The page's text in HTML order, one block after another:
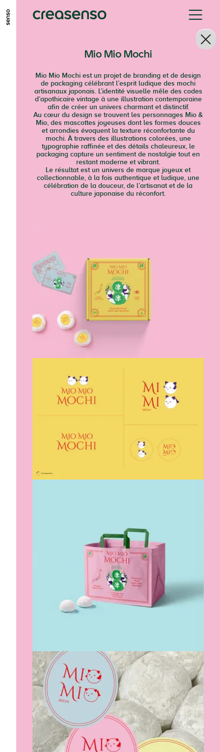
GO TO MAIN CONTENT GO TO MAIN MENU
Mio Mio Mochi
Mio Mio Mochi est un projet de branding et de design
de packaging célébrant l’esprit ludique des mochi
artisanaux japonais. L’identité visuelle mêle des codes
d’apothicaire vintage à une illustration contemporaine
afin de créer un univers charmant et distinctif.
Au cœur du design se trouvent les personnages Mio &
Mio, des mascottes joyeuses dont les formes douces
et arrondies évoquent la texture réconfortante du
mochi. À travers des illustrations colorées, une
typographie raffinée et des détails chaleureux, le
packaging capture un sentiment de nostalgie tout en
restant moderne et vibrant.
Le résultat est un univers de marque joyeux et
collectionnable, à la fois authentique et ludique, une
célébration de la douceur, de l’artisanat et de la
culture japonaise du réconfort.